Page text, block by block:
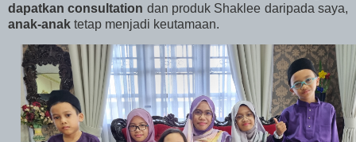
dapatkan consultation dan produk Shaklee daripada saya,
anak-anak tetap menjadi keutamaan.